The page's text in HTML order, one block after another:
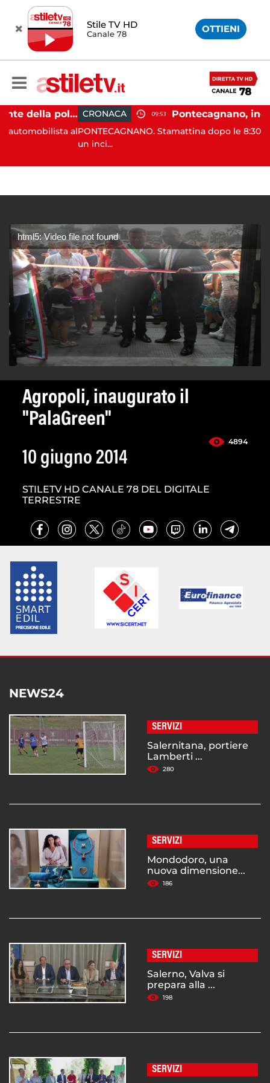
Stile TV HD
Canale 78 OTTIENI
Castellabate, agente della polizia locale aggredito per una multa: turista denunciato
al
CRONACA 09:53
PONTECAGNANO. Stamattina dopo le 8:30 si è
un inci...
html5: Video file not found
Agropoli, inaugurato il
"PalaGreen"
4894
10 giugno 2014
STILETV HD CANALE 78 DEL DIGITALE
TERRESTRE
NEWS24
SERVIZI
Salernitana, portiere
Lamberti ...
280
SERVIZI
Mondodoro, una
nuova dimensione...
186
SERVIZI
Salerno, Valva si
prepara alla ...
198
SERVIZI